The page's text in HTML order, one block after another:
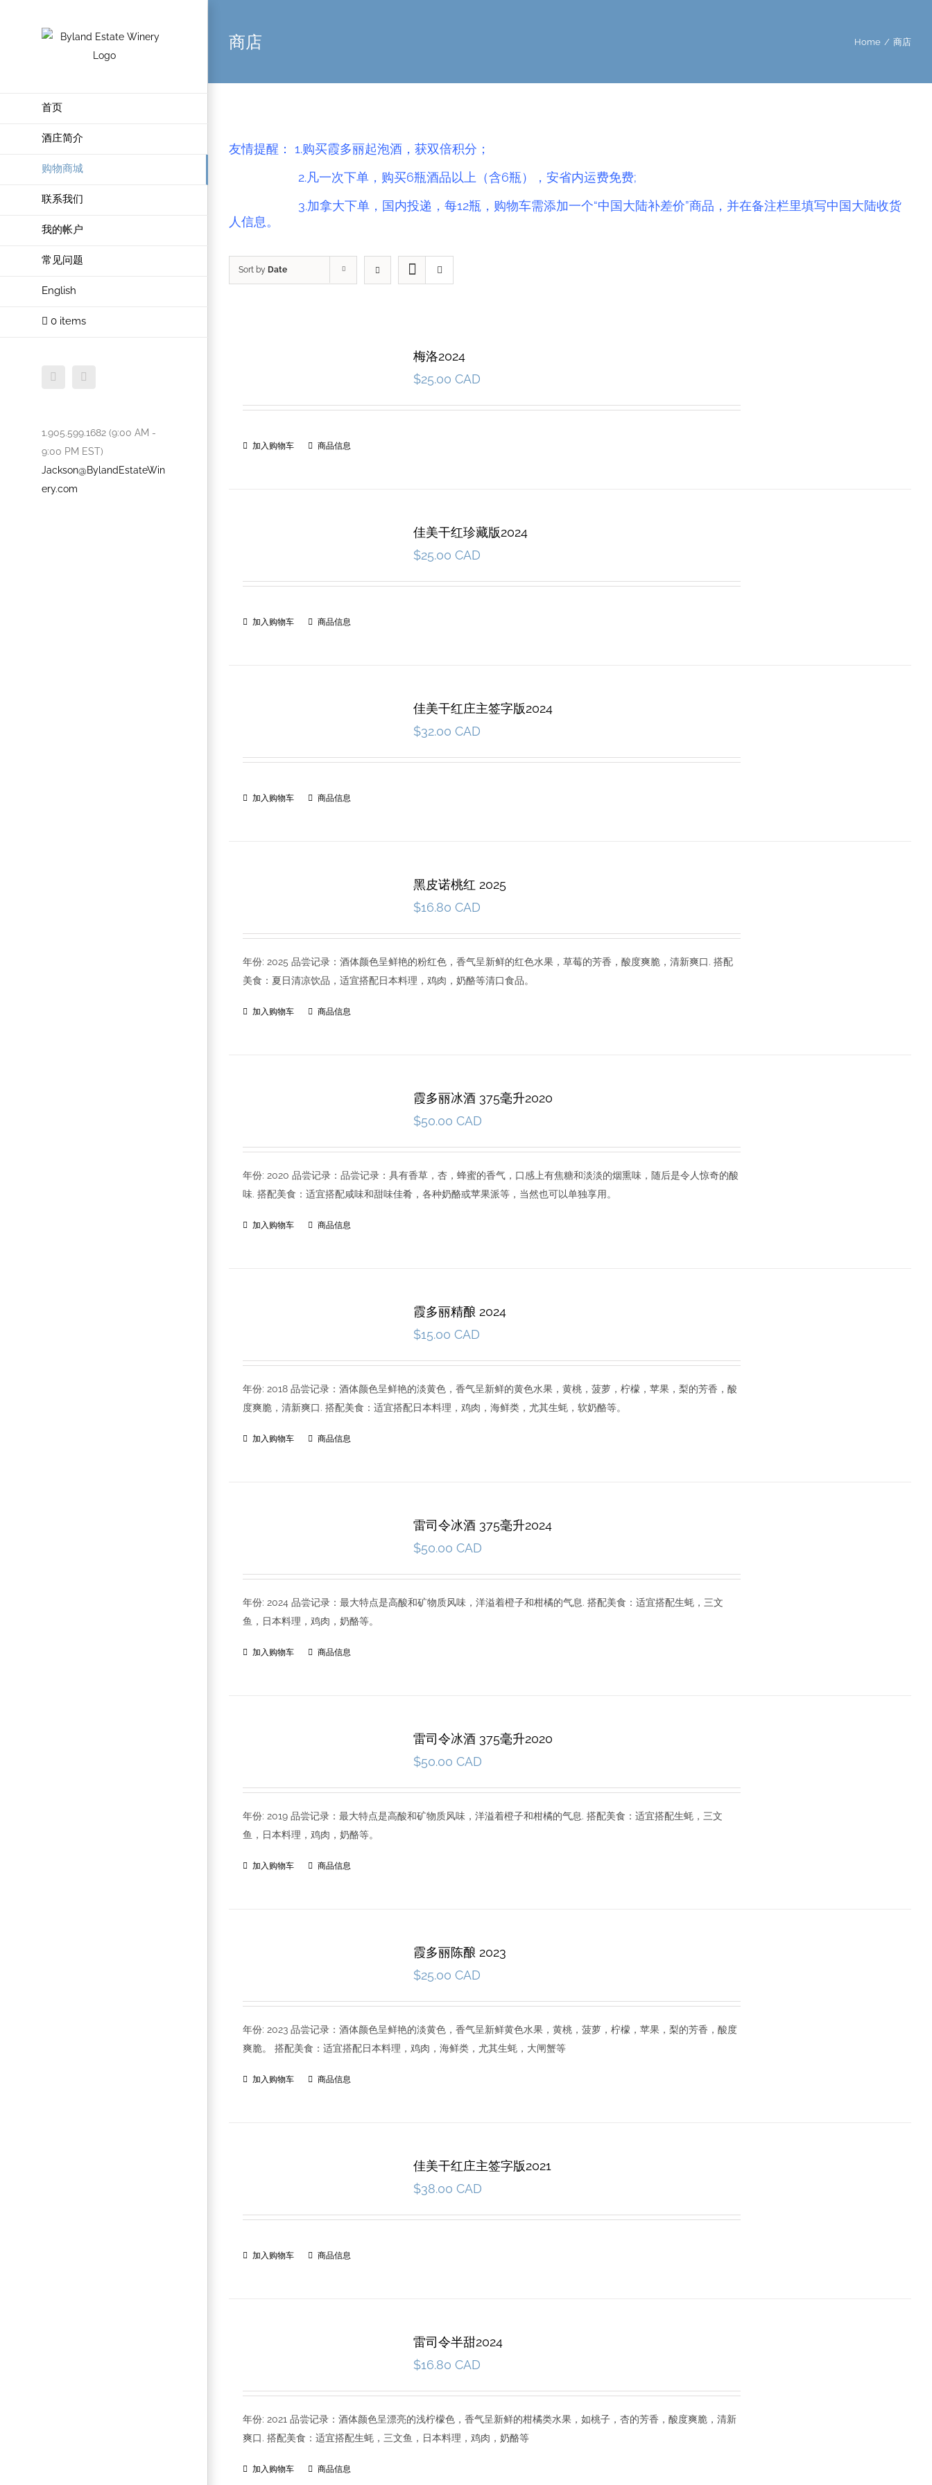
首页
酒庄简介
购物商城
联系我们
我的帐户
常见问题
English
0 items
Facebook
1.905.599.1682 (9:00 AM -
9:00 PM EST)
Jackson@BylandEstateWin
ery.com
商店 Home / 商店
友情提醒： 1.购买霞多丽起泡酒，获双倍积分；
2.凡一次下单，购买6瓶酒品以上（含6瓶），安省内运费免费;
3.加拿大下单，国内投递，每12瓶，购物车需添加一个“中国大陆补差价”商品，并在备注栏里填写中国大陆收货
人信息。
Sort by Date
梅洛2024
$25.00 CAD
加入购物车 商品信息
佳美干红珍藏版2024
$25.00 CAD
加入购物车 商品信息
佳美干红庄主签字版2024
$32.00 CAD
加入购物车 商品信息
黑皮诺桃红 2025
$16.80 CAD
年份: 2025 品尝记录：酒体颜色呈鲜艳的粉红色，香气呈新鲜的红色水果，草莓的芳香，酸度爽脆，清新爽口. 搭配
美食：夏日清凉饮品，适宜搭配日本料理，鸡肉，奶酪等清口食品。
加入购物车 商品信息
霞多丽冰酒 375毫升2020
$50.00 CAD
年份: 2020 品尝记录：品尝记录：具有香草，杏，蜂蜜的香气，口感上有焦糖和淡淡的烟熏味，随后是令人惊奇的酸
味. 搭配美食：适宜搭配咸味和甜味佳肴，各种奶酪或苹果派等，当然也可以单独享用。
加入购物车 商品信息
霞多丽精酿 2024
$15.00 CAD
年份: 2018 品尝记录：酒体颜色呈鲜艳的淡黄色，香气呈新鲜的黄色水果，黄桃，菠萝，柠檬，苹果，梨的芳香，酸
度爽脆，清新爽口. 搭配美食：适宜搭配日本料理，鸡肉，海鲜类，尤其生蚝，软奶酪等。
加入购物车 商品信息
雷司令冰酒 375毫升2024
$50.00 CAD
年份: 2024 品尝记录：最大特点是高酸和矿物质风味，洋溢着橙子和柑橘的气息. 搭配美食：适宜搭配生蚝，三文
鱼，日本料理，鸡肉，奶酪等。
加入购物车 商品信息
雷司令冰酒 375毫升2020
$50.00 CAD
年份: 2019 品尝记录：最大特点是高酸和矿物质风味，洋溢着橙子和柑橘的气息. 搭配美食：适宜搭配生蚝，三文
鱼，日本料理，鸡肉，奶酪等。
加入购物车 商品信息
霞多丽陈酿 2023
$25.00 CAD
年份: 2023 品尝记录：酒体颜色呈鲜艳的淡黄色，香气呈新鲜黄色水果，黄桃，菠萝，柠檬，苹果，梨的芳香，酸度
爽脆。 搭配美食：适宜搭配日本料理，鸡肉，海鲜类，尤其生蚝，大闸蟹等
加入购物车 商品信息
佳美干红庄主签字版2021
$38.00 CAD
加入购物车 商品信息
雷司令半甜2024
$16.80 CAD
年份: 2021 品尝记录：酒体颜色呈漂亮的浅柠檬色，香气呈新鲜的柑橘类水果，如桃子，杏的芳香，酸度爽脆，清新
爽口. 搭配美食：适宜搭配生蚝，三文鱼，日本料理，鸡肉，奶酪等
加入购物车 商品信息